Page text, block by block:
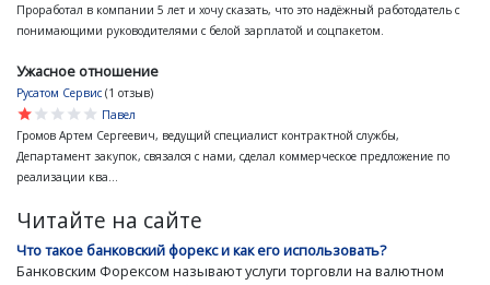
Проработал в компании 5 лет и хочу сказать, что это надёжный работодатель с
понимающими руководителями с белой зарплатой и соцпакетом.
Ужасное отношение
Русатом Сервис (1 отзыв)
star
star
star
star
star
Павел
Громов Артем Сергеевич, ведущий специалист контрактной службы,
Департамент закупок, связался с нами, сделал коммерческое предложение по
реализации ква...
Читайте на сайте
Что такое банковский форекс и как его использовать?
Банковским Форексом называют услуги торговли на валютном